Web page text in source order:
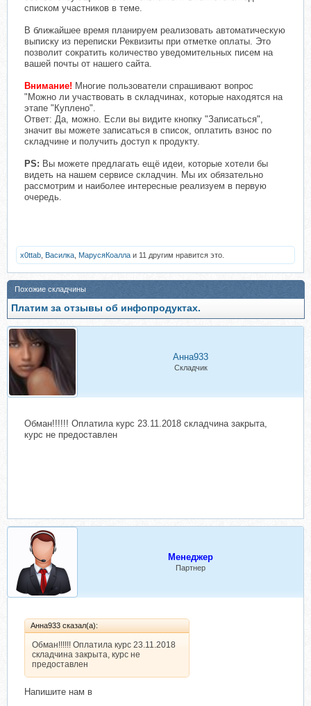
списком участников в теме.
В ближайшее время планируем реализовать автоматическую
выписку из переписки Реквизиты при отметке оплаты. Это
позволит сократить количество уведомительных писем на
вашей почты от нашего сайта.
Внимание! Многие пользователи спрашивают вопрос
"Можно ли участвовать в складчинах, которые находятся на
этапе "Куплено".
Ответ: Да, можно. Если вы видите кнопку "Записаться",
значит вы можете записаться в список, оплатить взнос по
складчине и получить доступ к продукту.
PS: Вы можете предлагать ещё идеи, которые хотели бы
видеть на нашем сервисе складчин. Мы их обязательно
рассмотрим и наиболее интересные реализуем в первую
очередь.
x0ttab Василка МарусяКоалла и 11 другим нравится это.
Похожие складчины
Платим за отзывы об инфопродуктах.
Анна933
Складчик
Обман!!!!!! Оплатила курс 23.11.2018 складчина закрыта,
курс не предоставлен
Менеджер
Партнер
Анна933 сказал(а):
Обман!!!!!! Оплатила курс 23.11.2018
складчина закрыта, курс не
предоставлен
Напишите нам в